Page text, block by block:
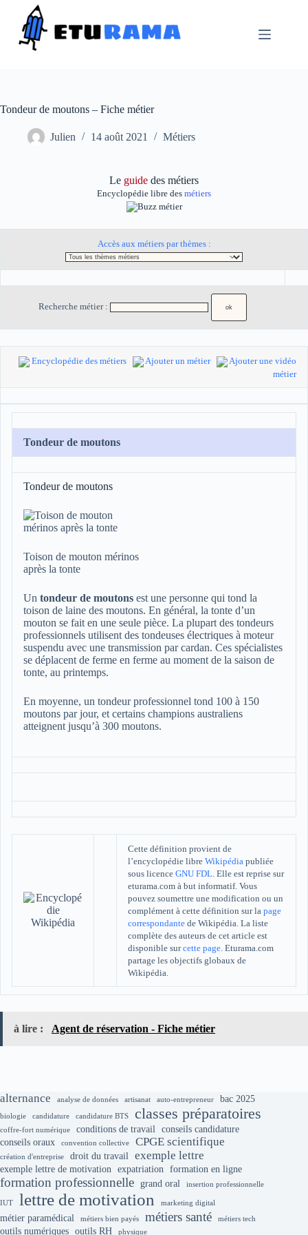
contenu
Tondeur de moutons – Fiche métier
Julien 14 août 2021 Métiers
Le guide des métiers
Encyclopédie libre des métiers
Accès aux métiers par thèmes :
Recherche métier :
Encyclopédie des métiers Ajouter un métier
Ajouter une vidéo
métier
Tondeur de moutons
Tondeur de moutons
Toison de mouton mérinos
après la tonte
Un tondeur de moutons est une personne qui tond la
toison de laine des moutons. En général, la tonte d’un
mouton se fait en une seule pièce. La plupart des tondeurs
professionnels utilisent des tondeuses électriques à moteur
suspendu avec une transmission par cardan. Ces spécialistes
se déplacent de ferme en ferme au moment de la saison de
tonte, au printemps.
En moyenne, un tondeur professionnel tond 100 à 150
moutons par jour, et certains champions australiens
atteignent jusqu’à 300 moutons.
Cette définition provient de
l’encyclopédie libre Wikipédia publiée
sous licence GNU FDL. Elle est reprise sur
eturama.com à but informatif. Vous
pouvez soumettre une modification ou un
complément à cette définition sur la page
correspondante de Wikipédia. La liste
complète des auteurs de cet article est
disponible surcette page. Eturama.com
partage les objectifs globaux de
Wikipédia.
à lire : Agent de réservation - Fiche métier
alternance analyse de données artisanat auto-entrepreneur bac 2025
biologie candidature candidature BTS classes préparatoires
coffre-fort numérique conditions de travail conseils candidature
conseils oraux
convention collective CPGE scientifique
création d'entreprise droit du travail exemple lettre
exemple lettre de motivation expatriation formation en ligne
formation professionnelle grand oral insertion professionnelle
IUT lettre de motivation marketing digital
métier paramédical métiers bien payés métiers santé métiers tech
outils numériques outils RH physique